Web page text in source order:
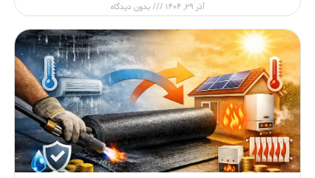
آذر 29, 1404 بدون دیدگاه